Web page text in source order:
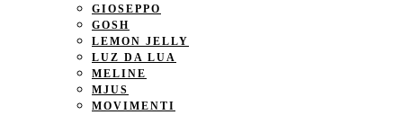
GIOSEPPO
GOSH
LEMON JELLY
LUZ DA LUA
MELINE
MJUS
MOVIMENTI